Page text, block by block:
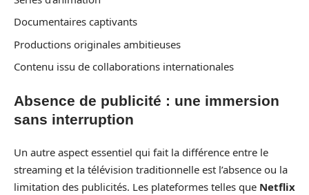
Documentaires captivants
Productions originales ambitieuses
Contenu issu de collaborations internationales
Absence de publicité : une immersion
sans interruption
Un autre aspect essentiel qui fait la différence entre le
streaming et la télévision traditionnelle est l’absence ou la
limitation des publicités. Les plateformes telles que Netflix